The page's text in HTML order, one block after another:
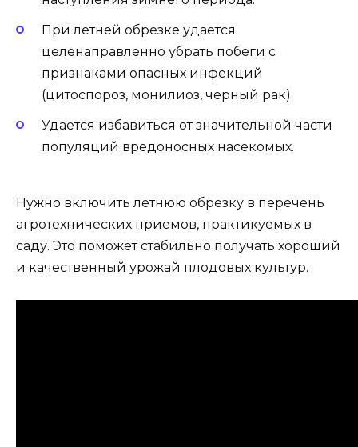
При летней обрезке удается
целенаправленно убрать побеги с
признаками опасных инфекций
(цитоспороз, монилиоз, черный рак).
Удается избавиться от значительной части
популяций вредоносных насекомых.
Нужно включить летнюю обрезку в перечень
агротехнических приемов, практикуемых в
саду. Это поможет стабильно получать хороший
и качественный урожай плодовых культур.